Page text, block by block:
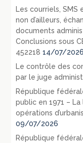
Les courriels,
non d’ailleurs,
documents
Conclusions sous
452218 14/07/2026
Le contrôle des
par le juge
République
public en 1971 –
opérations
09/07/2026
République